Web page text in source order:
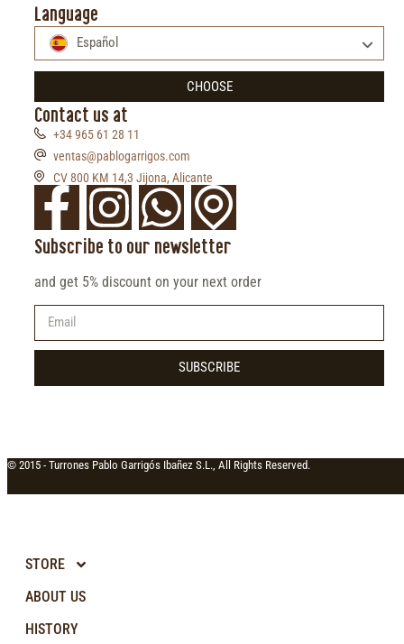
Language
Español
CHOOSE
Contact us at
+34 965 61 28 11
ventas@pablogarrigos.com
CV 800 KM 14,3 Jijona, Alicante
Subscribe to our newsletter
and get 5% discount on your next order
SUBSCRIBE
© 2015 - Turrones Pablo Garrigós Ibañez S.L., All Rights Reserved.
STORE
ABOUT US
HISTORY